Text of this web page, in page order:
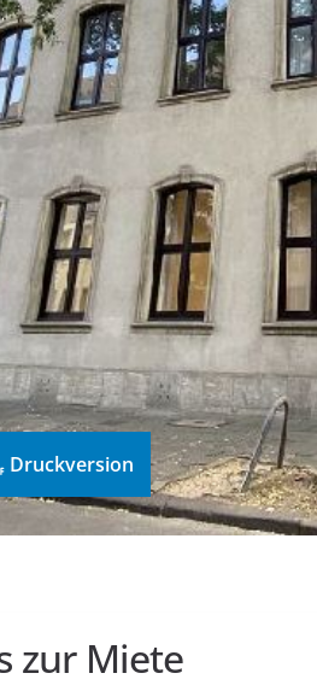
Druckversion
zur Miete